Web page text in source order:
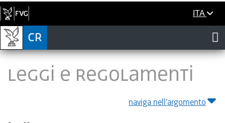
ITA
LEGGI E REGOLAMENTI
naviga nell'argomento